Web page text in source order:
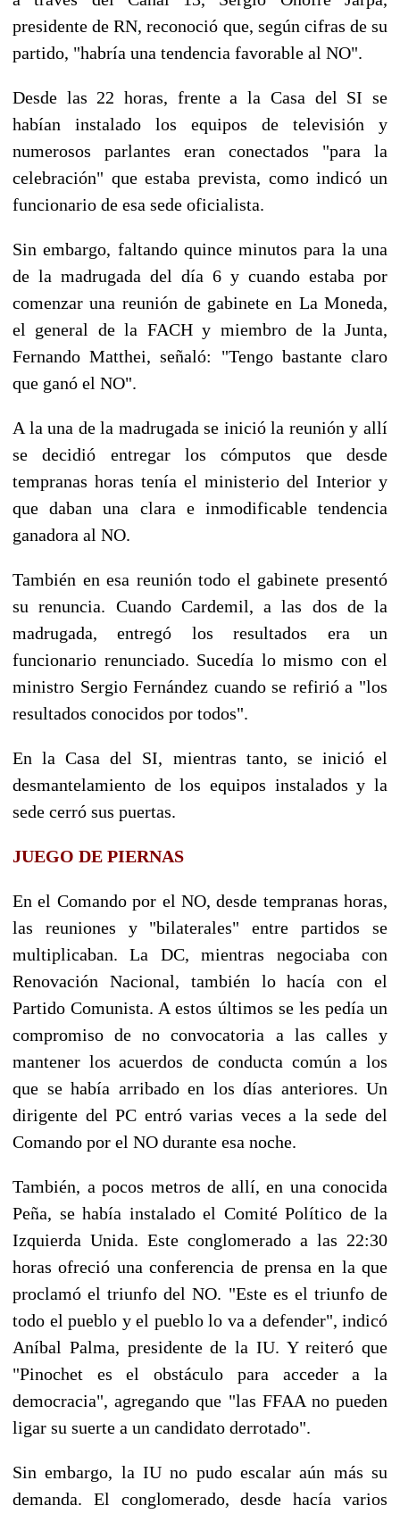
presidente de RN, reconoció que, según cifras de su
partido, "habría una tendencia favorable al NO".
Desde las 22 horas, frente a la Casa del SI se
habían instalado los equipos de televisión y
numerosos parlantes eran conectados "para la
celebración" que estaba prevista, como indicó un
funcionario de esa sede oficialista.
Sin embargo, faltando quince minutos para la una
de la madrugada del día 6 y cuando estaba por
comenzar una reunión de gabinete en La Moneda,
el general de la FACH y miembro de la Junta,
Fernando Matthei, señaló: "Tengo bastante claro
que ganó el NO".
A la una de la madrugada se inició la reunión y allí
se decidió entregar los cómputos que desde
tempranas horas tenía el ministerio del Interior y
que daban una clara e inmodificable tendencia
ganadora al NO.
También en esa reunión todo el gabinete presentó
su renuncia. Cuando Cardemil, a las dos de la
madrugada, entregó los resultados era un
funcionario renunciado. Sucedía lo mismo con el
ministro Sergio Fernández cuando se refirió a "los
resultados conocidos por todos".
En la Casa del SI, mientras tanto, se inició el
desmantelamiento de los equipos instalados y la
sede cerró sus puertas.
JUEGO DE PIERNAS
En el Comando por el NO, desde tempranas horas,
las reuniones y "bilaterales" entre partidos se
multiplicaban. La DC, mientras negociaba con
Renovación Nacional, también lo hacía con el
Partido Comunista. A estos últimos se les pedía un
compromiso de no convocatoria a las calles y
mantener los acuerdos de conducta común a los
que se había arribado en los días anteriores. Un
dirigente del PC entró varias veces a la sede del
Comando por el NO durante esa noche.
También, a pocos metros de allí, en una conocida
Peña, se había instalado el Comité Político de la
Izquierda Unida. Este conglomerado a las 22:30
horas ofreció una conferencia de prensa en la que
proclamó el triunfo del NO. "Este es el triunfo de
todo el pueblo y el pueblo lo va a defender", indicó
Aníbal Palma, presidente de la IU. Y reiteró que
"Pinochet es el obstáculo para acceder a la
democracia", agregando que "las FFAA no pueden
ligar su suerte a un candidato derrotado".
Sin embargo, la IU no pudo escalar aún más su
demanda. El conglomerado, desde hacía varios